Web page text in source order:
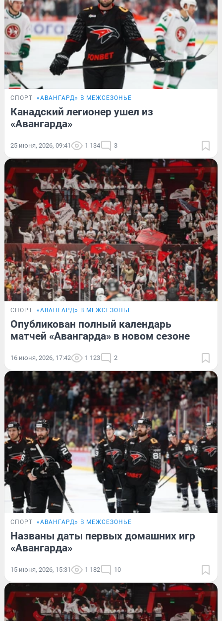
СПОРТ «АВАНГАРД» В МЕЖСЕЗОНЬЕ
Канадский легионер ушел из
«Авангарда»
25 июня, 2026, 09:41 1 134 3
СПОРТ «АВАНГАРД» В МЕЖСЕЗОНЬЕ
Опубликован полный календарь
матчей «Авангарда» в новом сезоне
16 июня, 2026, 17:42 1 123 2
СПОРТ «АВАНГАРД» В МЕЖСЕЗОНЬЕ
Названы даты первых домашних игр
«Авангарда»
15 июня, 2026, 15:31 1 182 10